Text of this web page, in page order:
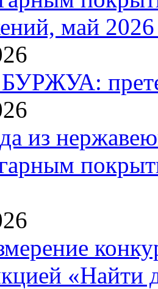
май 2026
из
«Найти